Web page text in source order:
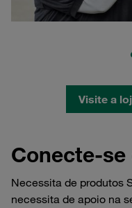
Visite a
Conecte-se
Necessita de produtos
necessita de apoio na